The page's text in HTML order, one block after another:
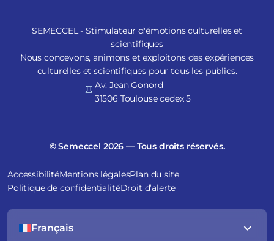
SEMECCEL - Stimulateur d'émotions culturelles et
scientifiques
Nous concevons, animons et exploitons des expériences
culturelles et scientifiques pour tous les publics.
Av. Jean Gonord
31506 Toulouse cedex 5
© Semeccel 2026 — Tous droits réservés.
AccessibilitéMentions légalesPlan du site
Politique de confidentialitéDroit d’alerte
Français